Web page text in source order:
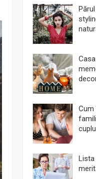
Cum
cuplu
Lista